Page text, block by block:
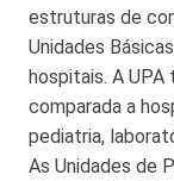
estruturas de
Unidades
hospitais. A
comparada a
pediatria,
As Unidades de